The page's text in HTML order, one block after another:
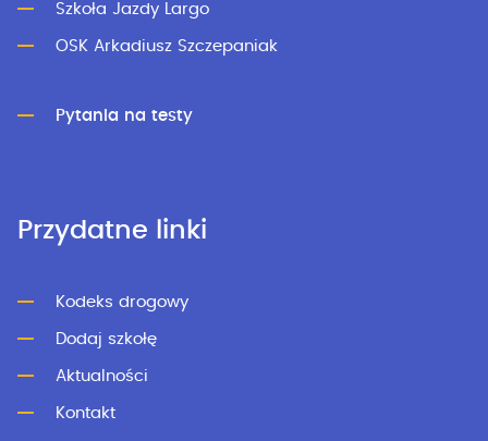
Szkoła Jazdy Largo
OSK Arkadiusz Szczepaniak
Pytania na testy
Przydatne linki
Kodeks drogowy
Dodaj szkołę
Aktualności
Kontakt